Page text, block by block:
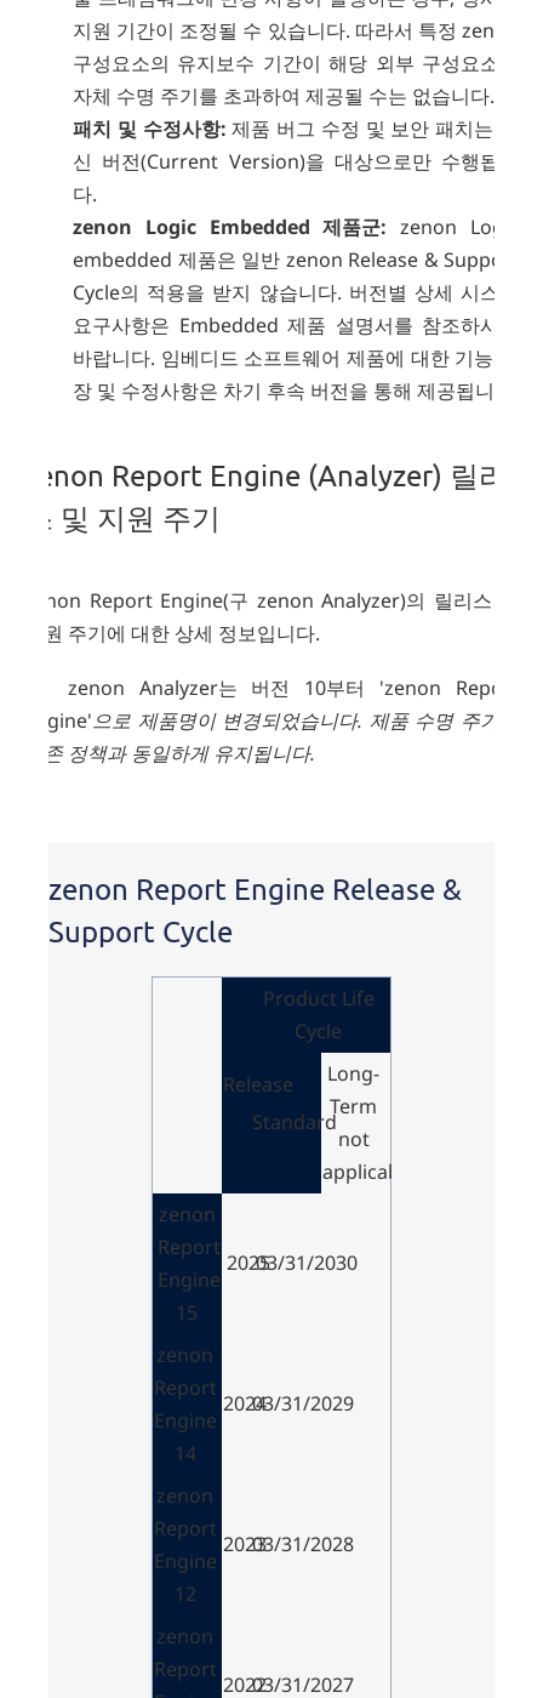
지원 기간이 조정될 수 있습니다. 따라서 특정 zenon
구성요소의 유지보수 기간이 해당 외부 구성요소의
자체 수명 주기를 초과하여 제공될 수는 없습니다.
패치 및 수정사항: 제품 버그 수정 및 보안 패치는 최
신 버전(Current Version)을 대상으로만 수행됩니
다.
zenon Logic Embedded 제품군: zenon Logic
embedded 제품은 일반 zenon Release & Support
Cycle의 적용을 받지 않습니다. 버전별 상세 시스템
요구사항은 Embedded 제품 설명서를 참조하시기
바랍니다. 임베디드 소프트웨어 제품에 대한 기능 확
장 및 수정사항은 차기 후속 버전을 통해 제공됩니다.
zenon Report Engine (Analyzer) 릴리
스 및 지원 주기
zenon Report Engine(구 zenon Analyzer)의 릴리스 및
지원 주기에 대한 상세 정보입니다.
※ zenon Analyzer는 버전 10부터 'zenon Report
Engine'으로 제품명이 변경되었습니다. 제품 수명 주기는
기존 정책과 동일하게 유지됩니다.
Engine
Support
zenon Report Engine Release &
Support Cycle
Release
Product Life
Cycle
Standard
Long-
Term
not
applicable
zenon
Report
Engine
15
202503/31/2030
zenon
Report
Engine
14
202403/31/2029
zenon
Report
Engine
12
202303/31/2028
zenon
Report
202203/31/2027